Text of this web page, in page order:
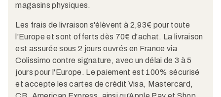
magasins physiques.​
Les frais de livraison s'élèvent à 2,93€ pour toute
l'Europe et sont offerts dès 70€ d'achat. La livraison
est assurée sous 2 jours ouvrés en France via
Colissimo contre signature, avec un délai de 3 à 5
jours pour l'Europe. Le paiement est 100% sécurisé
et accepte les cartes de crédit Visa, Mastercard,